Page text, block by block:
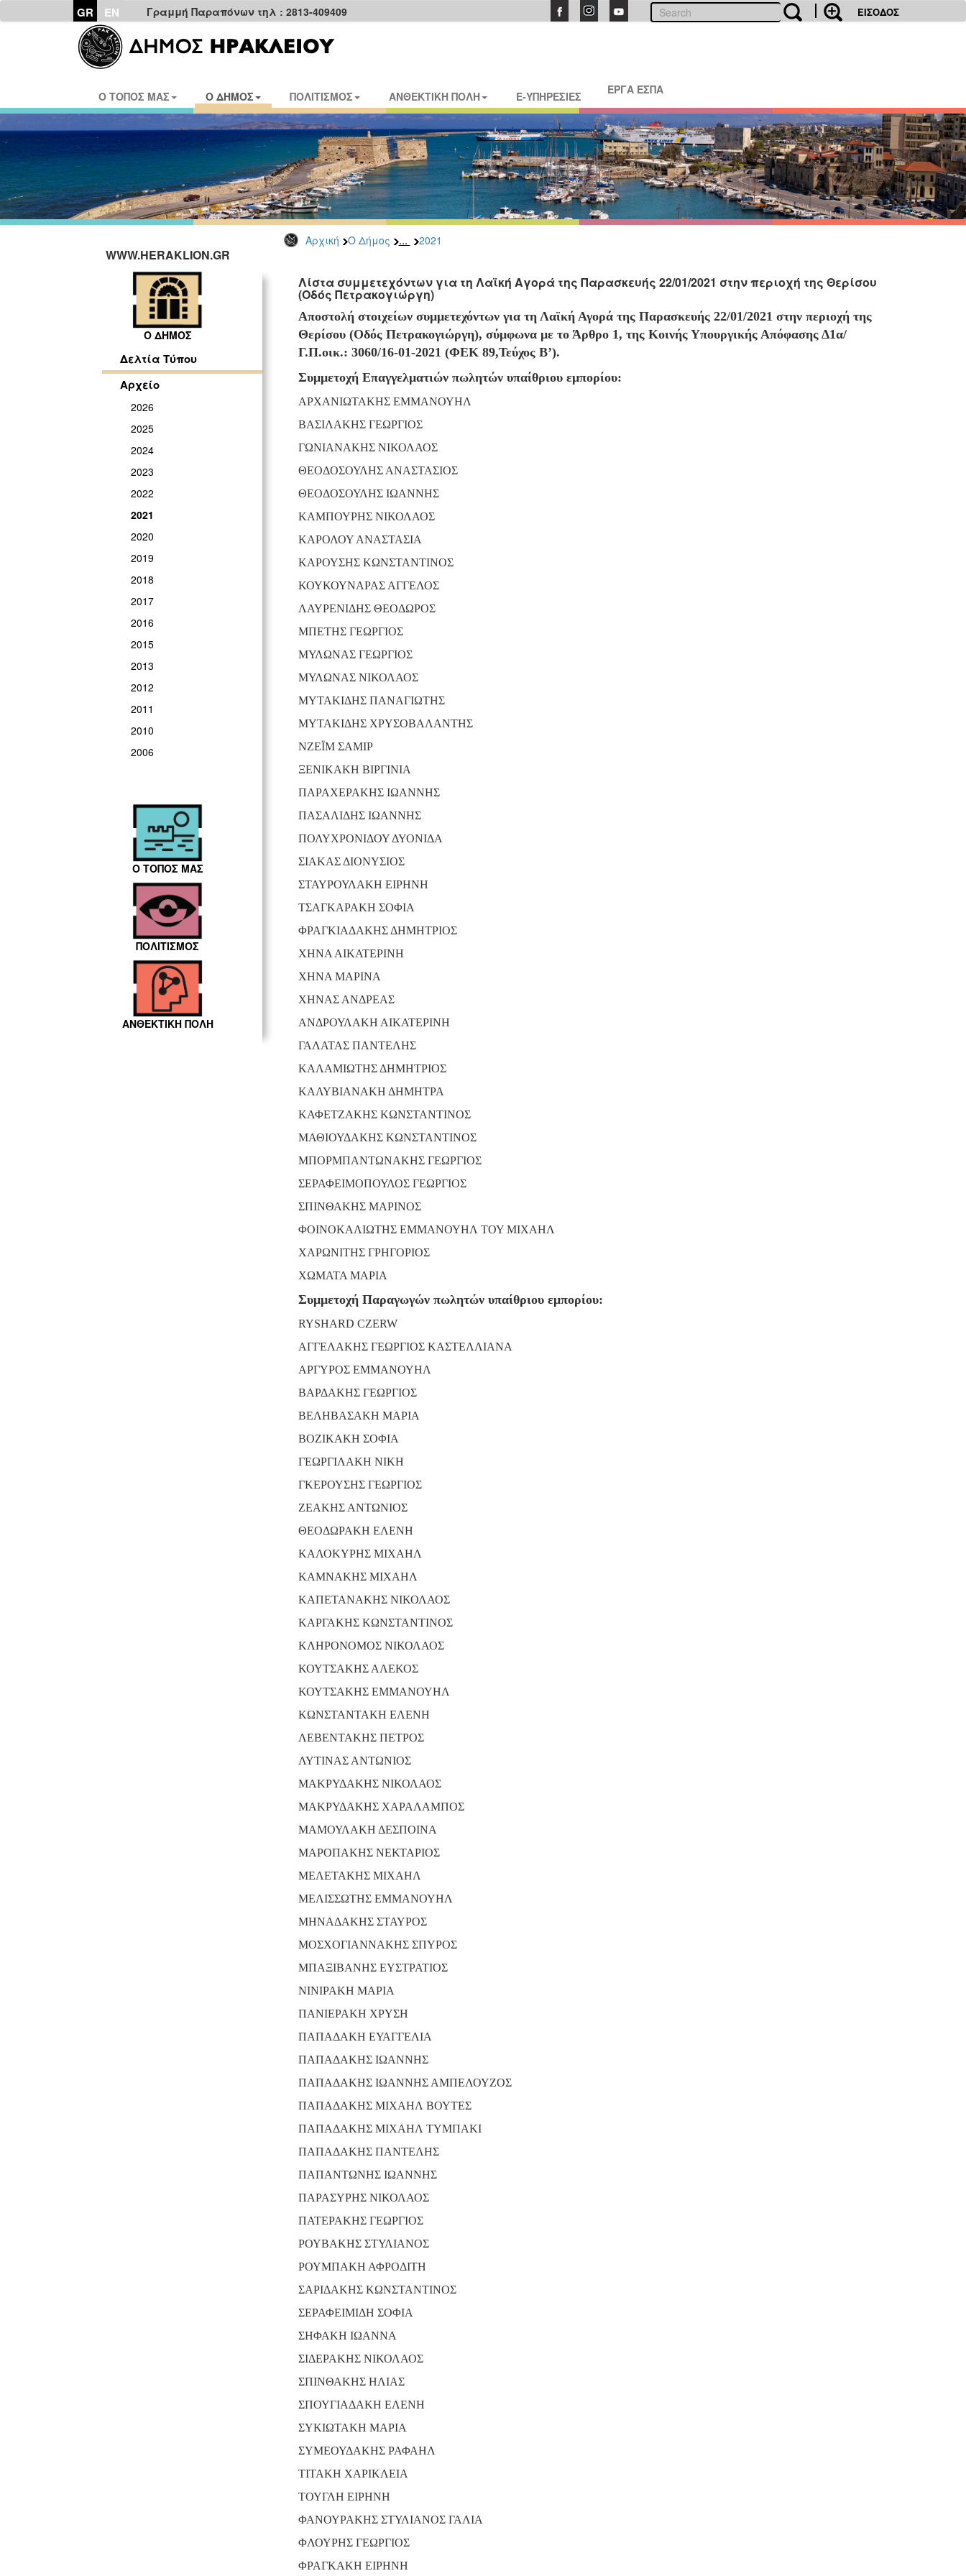
GR EN Γραμμή Παραπόνων τηλ : 2813-409409 ΕΙΣΟΔΟΣ
Ο ΤΟΠΟΣ ΜΑΣ Ο ΔΗΜΟΣ ΠΟΛΙΤΙΣΜΟΣ ΑΝΘΕΚΤΙΚΗ ΠΟΛΗ E-ΥΠΗΡΕΣΙΕΣ ΕΡΓΑ ΕΣΠΑ
Αρχική Ο Δήμος ... 2021
WWW.HERAKLION.GR
Ο ΔΗΜΟΣ
Δελτία Τύπου
Αρχείο
2026
2025
2024
2023
2022
2021
2020
2019
2018
2017
2016
2015
2013
2012
2011
2010
2006
Ο ΤΟΠΟΣ ΜΑΣ
ΠΟΛΙΤΙΣΜΟΣ
ΑΝΘΕΚΤΙΚΗ ΠΟΛΗ
Λίστα συμμετεχόντων για τη Λαϊκή Αγορά της Παρασκευής 22/01/2021 στην περιοχή της Θερίσου
(Οδός Πετρακογιώργη)
Αποστολή στοιχείων συμμετεχόντων για τη Λαϊκή Αγορά της Παρασκευής 22/01/2021 στην περιοχή της
Θερίσου (Οδός Πετρακογιώργη), σύμφωνα με το Άρθρο 1, της Κοινής Υπουργικής Απόφασης Δ1α/
Γ.Π.οικ.: 3060/16-01-2021 (ΦΕΚ 89,Τεύχος Β’).
Συμμετοχή Επαγγελματιών πωλητών υπαίθριου εμπορίου:
ΑΡΧΑΝΙΩΤΑΚΗΣ ΕΜΜΑΝΟΥΗΛ
ΒΑΣΙΛΑΚΗΣ ΓΕΩΡΓΙΟΣ
ΓΩΝΙΑΝΑΚΗΣ ΝΙΚΟΛΑΟΣ
ΘΕΟΔΟΣΟΥΛΗΣ ΑΝΑΣΤΑΣΙΟΣ
ΘΕΟΔΟΣΟΥΛΗΣ ΙΩΑΝΝΗΣ
ΚΑΜΠΟΥΡΗΣ ΝΙΚΟΛΑΟΣ
ΚΑΡΟΛΟΥ ΑΝΑΣΤΑΣΙΑ
ΚΑΡΟΥΣΗΣ ΚΩΝΣΤΑΝΤΙΝΟΣ
ΚΟΥΚΟΥΝΑΡΑΣ ΑΓΓΕΛΟΣ
ΛΑΥΡΕΝΙΔΗΣ ΘΕΟΔΩΡΟΣ
ΜΠΕΤΗΣ ΓΕΩΡΓΙΟΣ
ΜΥΛΩΝΑΣ ΓΕΩΡΓΙΟΣ
ΜΥΛΩΝΑΣ ΝΙΚΟΛΑΟΣ
ΜΥΤΑΚΙΔΗΣ ΠΑΝΑΓΙΩΤΗΣ
ΜΥΤΑΚΙΔΗΣ ΧΡΥΣΟΒΑΛΑΝΤΗΣ
ΝΖΕΪΜ ΣΑΜΙΡ
ΞΕΝΙΚΑΚΗ ΒΙΡΓΙΝΙΑ
ΠΑΡΑΧΕΡΑΚΗΣ ΙΩΑΝΝΗΣ
ΠΑΣΑΛΙΔΗΣ ΙΩΑΝΝΗΣ
ΠΟΛΥΧΡΟΝΙΔΟΥ ΔΥΟΝΙΔΑ
ΣΙΑΚΑΣ ΔΙΟΝΥΣΙΟΣ
ΣΤΑΥΡΟΥΛΑΚΗ ΕΙΡΗΝΗ
ΤΣΑΓΚΑΡΑΚΗ ΣΟΦΙΑ
ΦΡΑΓΚΙΑΔΑΚΗΣ ΔΗΜΗΤΡΙΟΣ
ΧΗΝΑ ΑΙΚΑΤΕΡΙΝΗ
ΧΗΝΑ ΜΑΡΙΝΑ
ΧΗΝΑΣ ΑΝΔΡΕΑΣ
ΑΝΔΡΟΥΛΑΚΗ ΑΙΚΑΤΕΡΙΝΗ
ΓΑΛΑΤΑΣ ΠΑΝΤΕΛΗΣ
ΚΑΛΑΜΙΩΤΗΣ ΔΗΜΗΤΡΙΟΣ
ΚΑΛΥΒΙΑΝΑΚΗ ΔΗΜΗΤΡΑ
ΚΑΦΕΤΖΑΚΗΣ ΚΩΝΣΤΑΝΤΙΝΟΣ
ΜΑΘΙΟΥΔΑΚΗΣ ΚΩΝΣΤΑΝΤΙΝΟΣ
ΜΠΟΡΜΠΑΝΤΩΝΑΚΗΣ ΓΕΩΡΓΙΟΣ
ΣΕΡΑΦΕΙΜΟΠΟΥΛΟΣ ΓΕΩΡΓΙΟΣ
ΣΠΙΝΘΑΚΗΣ ΜΑΡΙΝΟΣ
ΦΟΙΝΟΚΑΛΙΩΤΗΣ ΕΜΜΑΝΟΥΗΛ ΤΟΥ ΜΙΧΑΗΛ
ΧΑΡΩΝΙΤΗΣ ΓΡΗΓΟΡΙΟΣ
ΧΩΜΑΤΑ ΜΑΡΙΑ
Συμμετοχή Παραγωγών πωλητών υπαίθριου εμπορίου:
RYSHARD CZERW
ΑΓΓΕΛΑΚΗΣ ΓΕΩΡΓΙΟΣ ΚΑΣΤΕΛΛΙΑΝΑ
ΑΡΓΥΡΟΣ ΕΜΜΑΝΟΥΗΛ
ΒΑΡΔΑΚΗΣ ΓΕΩΡΓΙΟΣ
ΒΕΛΗΒΑΣΑΚΗ ΜΑΡΙΑ
ΒΟΖΙΚΑΚΗ ΣΟΦΙΑ
ΓΕΩΡΓΙΛΑΚΗ ΝΙΚΗ
ΓΚΕΡΟΥΣΗΣ ΓΕΩΡΓΙΟΣ
ΖΕΑΚΗΣ ΑΝΤΩΝΙΟΣ
ΘΕΟΔΩΡΑΚΗ ΕΛΕΝΗ
ΚΑΛΟΚΥΡΗΣ ΜΙΧΑΗΛ
ΚΑΜΝΑΚΗΣ ΜΙΧΑΗΛ
ΚΑΠΕΤΑΝΑΚΗΣ ΝΙΚΟΛΑΟΣ
ΚΑΡΓΑΚΗΣ ΚΩΝΣΤΑΝΤΙΝΟΣ
ΚΛΗΡΟΝΟΜΟΣ ΝΙΚΟΛΑΟΣ
ΚΟΥΤΣΑΚΗΣ ΑΛΕΚΟΣ
ΚΟΥΤΣΑΚΗΣ ΕΜΜΑΝΟΥΗΛ
ΚΩΝΣΤΑΝΤΑΚΗ ΕΛΕΝΗ
ΛΕΒΕΝΤΑΚΗΣ ΠΕΤΡΟΣ
ΛΥΤΙΝΑΣ ΑΝΤΩΝΙΟΣ
ΜΑΚΡΥΔΑΚΗΣ ΝΙΚΟΛΑΟΣ
ΜΑΚΡΥΔΑΚΗΣ ΧΑΡΑΛΑΜΠΟΣ
ΜΑΜΟΥΛΑΚΗ ΔΕΣΠΟΙΝΑ
ΜΑΡΟΠΑΚΗΣ ΝΕΚΤΑΡΙΟΣ
ΜΕΛΕΤΑΚΗΣ ΜΙΧΑΗΛ
ΜΕΛΙΣΣΩΤΗΣ ΕΜΜΑΝΟΥΗΛ
ΜΗΝΑΔΑΚΗΣ ΣΤΑΥΡΟΣ
ΜΟΣΧΟΓΙΑΝΝΑΚΗΣ ΣΠΥΡΟΣ
ΜΠΑΞΙΒΑΝΗΣ ΕΥΣΤΡΑΤΙΟΣ
ΝΙΝΙΡΑΚΗ ΜΑΡΙΑ
ΠΑΝΙΕΡΑΚΗ ΧΡΥΣΗ
ΠΑΠΑΔΑΚΗ ΕΥΑΓΓΕΛΙΑ
ΠΑΠΑΔΑΚΗΣ ΙΩΑΝΝΗΣ
ΠΑΠΑΔΑΚΗΣ ΙΩΑΝΝΗΣ ΑΜΠΕΛΟΥΖΟΣ
ΠΑΠΑΔΑΚΗΣ ΜΙΧΑΗΛ ΒΟΥΤΕΣ
ΠΑΠΑΔΑΚΗΣ ΜΙΧΑΗΛ ΤΥΜΠΑΚΙ
ΠΑΠΑΔΑΚΗΣ ΠΑΝΤΕΛΗΣ
ΠΑΠΑΝΤΩΝΗΣ ΙΩΑΝΝΗΣ
ΠΑΡΑΣΥΡΗΣ ΝΙΚΟΛΑΟΣ
ΠΑΤΕΡΑΚΗΣ ΓΕΩΡΓΙΟΣ
ΡΟΥΒΑΚΗΣ ΣΤΥΛΙΑΝΟΣ
ΡΟΥΜΠΑΚΗ ΑΦΡΟΔΙΤΗ
ΣΑΡΙΔΑΚΗΣ ΚΩΝΣΤΑΝΤΙΝΟΣ
ΣΕΡΑΦΕΙΜΙΔΗ ΣΟΦΙΑ
ΣΗΦΑΚΗ ΙΩΑΝΝΑ
ΣΙΔΕΡΑΚΗΣ ΝΙΚΟΛΑΟΣ
ΣΠΙΝΘΑΚΗΣ ΗΛΙΑΣ
ΣΠΟΥΓΙΑΔΑΚΗ ΕΛΕΝΗ
ΣΥΚΙΩΤΑΚΗ ΜΑΡΙΑ
ΣΥΜΕΟΥΔΑΚΗΣ ΡΑΦΑΗΛ
ΤΙΤΑΚΗ ΧΑΡΙΚΛΕΙΑ
ΤΟΥΓΛΗ ΕΙΡΗΝΗ
ΦΑΝΟΥΡΑΚΗΣ ΣΤΥΛΙΑΝΟΣ ΓΑΛΙΑ
ΦΛΟΥΡΗΣ ΓΕΩΡΓΙΟΣ
ΦΡΑΓΚΑΚΗ ΕΙΡΗΝΗ